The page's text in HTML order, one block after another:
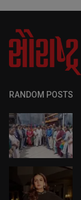
RANDOM POSTS